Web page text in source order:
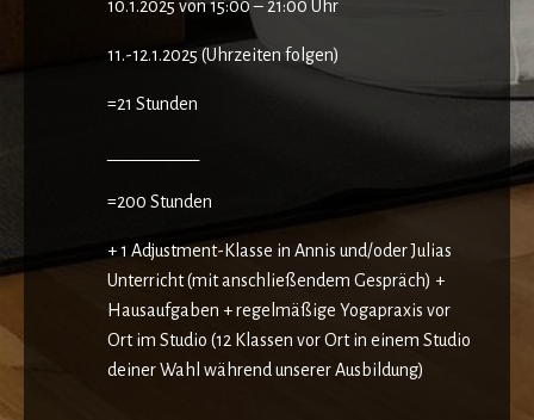
10.1.2025 von 15:00 – 21:00 Uhr
11.-12.1.2025 (Uhrzeiten folgen)
=21 Stunden
=200 Stunden
+ 1 Adjustment-Klasse in Annis und/oder Julias
Unterricht (mit anschließendem Gespräch) +
Hausaufgaben + regelmäßige Yogapraxis vor
Ort im Studio (12 Klassen vor Ort in einem Studio
deiner Wahl während unserer Ausbildung)